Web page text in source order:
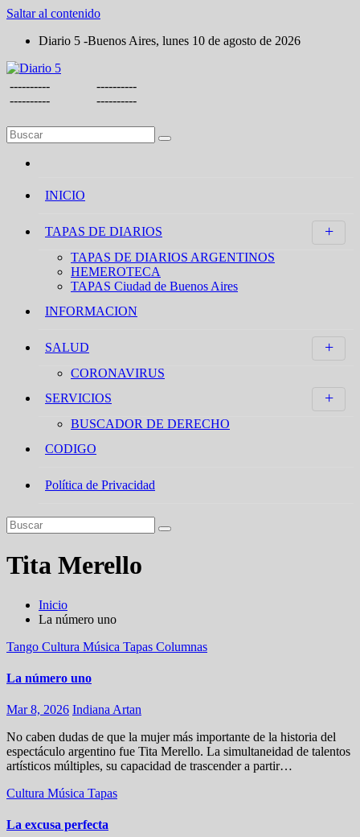
Saltar al contenido
Diario 5 -Buenos Aires, lunes 10 de agosto de 2026
----------
----------
----------
----------
INICIO
TAPAS DE DIARIOS
TAPAS DE DIARIOS ARGENTINOS
HEMEROTECA
TAPAS Ciudad de Buenos Aires
INFORMACION
SALUD
CORONAVIRUS
SERVICIOS
BUSCADOR DE DERECHO
CODIGO
Política de Privacidad
Tita Merello
Inicio
La número uno
Tango Cultura Música Tapas Columnas
La número uno
Mar 8, 2026 Indiana Artan
No caben dudas de que la mujer más importante de la historia del
espectáculo argentino fue Tita Merello. La simultaneidad de talentos
artísticos múltiples, su capacidad de trascender a partir…
Cultura Música Tapas
La excusa perfecta